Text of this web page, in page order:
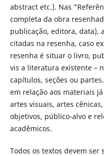
abstract etc.). Nas
completa da obra
publicação, editora, data),
citadas na resenha, caso
resenha é situar o livro,
vis a literatura existente –
capítulos, seções ou
em relação aos materiais
artes visuais, artes
objetivos, público-alvo e
acadêmicos.
Todos os textos devem